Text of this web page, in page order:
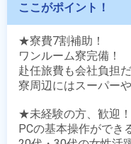
ここがポイント！
★寮費7割補助！
ワンルーム寮完備！
赴任旅費も会社負担
寮周辺にはスーパー
★未経験の方、歓迎！
PCの基本操作がで